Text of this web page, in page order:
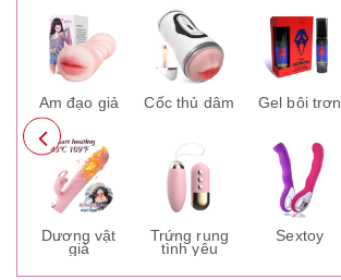
Âm đạo giả
Dương vật
giả
Cốc thủ dâm
Trứng rung
tình yêu
Gel bôi trơn
Sextoy